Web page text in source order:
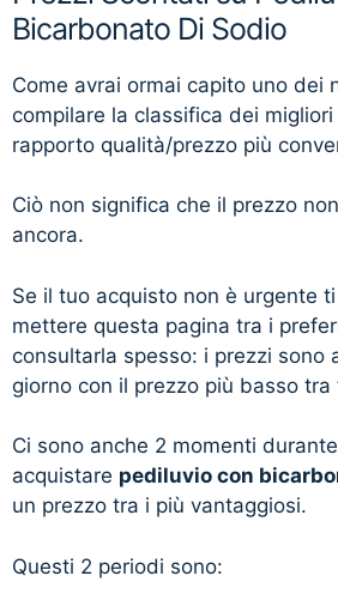
Bicarbonato Di Sodio
Come avrai ormai capito uno dei
compilare la classifica dei
rapporto qualità/prezzo più
Ciò non significa che il prezzo
ancora.
Se il tuo acquisto non è urgente
mettere questa pagina tra i
consultarla spesso: i prezzi sono
giorno con il prezzo più basso
Ci sono anche 2 momenti
acquistare pediluvio con
un prezzo tra i più vantaggiosi.
Questi 2 periodi sono: